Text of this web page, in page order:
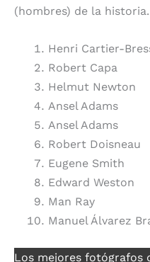
(hombres) de la historia.
Henri Cartier-
Robert Capa
Helmut Newton
Ansel Adams
Ansel Adams
Robert Doisneau
Eugene Smith
Edward Weston
Man Ray
Manuel Álvarez
Los mejores fotógrafos